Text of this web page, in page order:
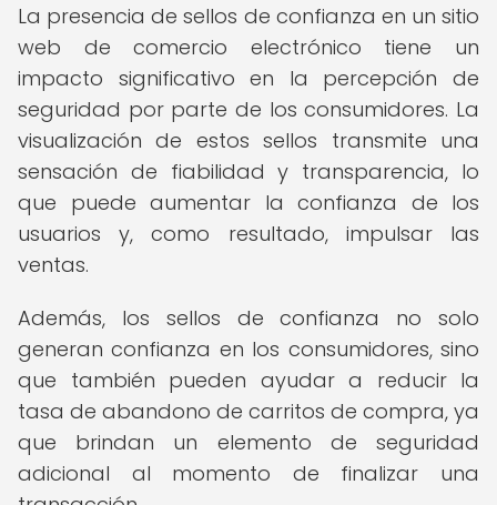
La presencia de sellos de confianza en un sitio
web de comercio electrónico tiene un
impacto significativo en la percepción de
seguridad por parte de los consumidores. La
visualización de estos sellos transmite una
sensación de fiabilidad y transparencia, lo
que puede aumentar la confianza de los
usuarios y, como resultado, impulsar las
ventas.
Además, los sellos de confianza no solo
generan confianza en los consumidores, sino
que también pueden ayudar a reducir la
tasa de abandono de carritos de compra, ya
que brindan un elemento de seguridad
adicional al momento de finalizar una